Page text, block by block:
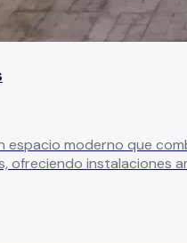
que combina diseño,
ofreciendo instalaciones